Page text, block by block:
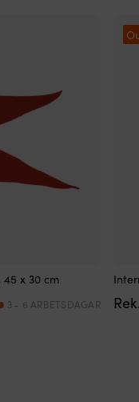
x 30 cm
3 - 6 ARBETSDAGAR Rek.